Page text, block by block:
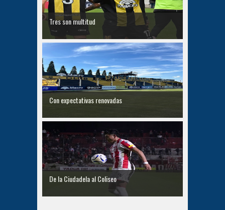
Tres son multitud
Con expectativas renovadas
De la Ciudadela al Coliseo